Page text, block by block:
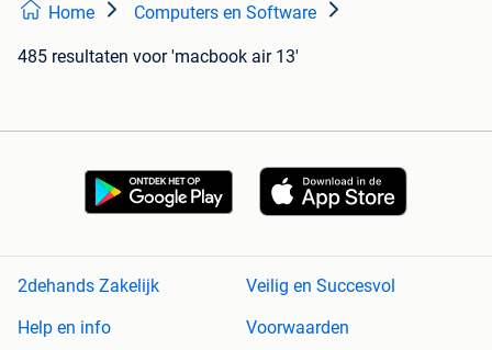
Home Computers en Software
485 resultaten voor 'macbook air 13'
2dehands Zakelijk
Veilig en Succesvol
Help en info
Voorwaarden